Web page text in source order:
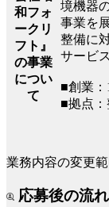
和フォ
ークリ
フト』
の事業
につい
て
境機器
事業を
整備に
サービ
■創業：
■拠点
業務内容の変更
応募後の流れ